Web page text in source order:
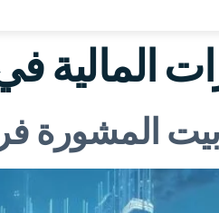
المالية
المشورة